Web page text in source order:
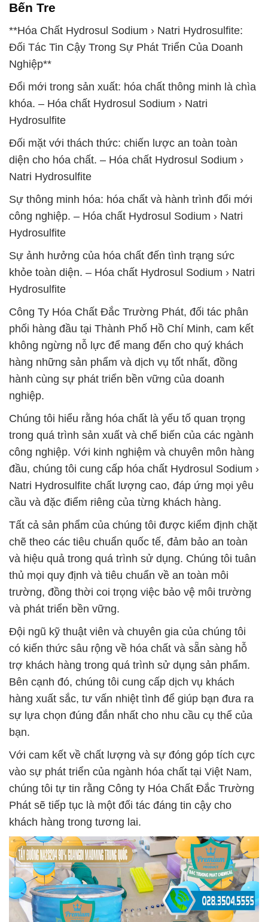
Bến Tre
**Hóa Chất Hydrosul Sodium › Natri Hydrosulfite:
Đối Tác Tin Cậy Trong Sự Phát Triển Của Doanh
Nghiệp**
Đổi mới trong sản xuất: hóa chất thông minh là chìa
khóa. – Hóa chất Hydrosul Sodium › Natri
Hydrosulfite
Đối mặt với thách thức: chiến lược an toàn toàn
diện cho hóa chất. – Hóa chất Hydrosul Sodium ›
Natri Hydrosulfite
Sự thông minh hóa: hóa chất và hành trình đổi mới
công nghiệp. – Hóa chất Hydrosul Sodium › Natri
Hydrosulfite
Sự ảnh hưởng của hóa chất đến tình trạng sức
khỏe toàn diện. – Hóa chất Hydrosul Sodium › Natri
Hydrosulfite
Công Ty Hóa Chất Đắc Trường Phát, đối tác phân
phối hàng đầu tại Thành Phố Hồ Chí Minh, cam kết
không ngừng nỗ lực để mang đến cho quý khách
hàng những sản phẩm và dịch vụ tốt nhất, đồng
hành cùng sự phát triển bền vững của doanh
nghiệp.
Chúng tôi hiểu rằng hóa chất là yếu tố quan trọng
trong quá trình sản xuất và chế biến của các ngành
công nghiệp. Với kinh nghiệm và chuyên môn hàng
đầu, chúng tôi cung cấp hóa chất Hydrosul Sodium ›
Natri Hydrosulfite chất lượng cao, đáp ứng mọi yêu
cầu và đặc điểm riêng của từng khách hàng.
Tất cả sản phẩm của chúng tôi được kiểm định chặt
chẽ theo các tiêu chuẩn quốc tế, đảm bảo an toàn
và hiệu quả trong quá trình sử dụng. Chúng tôi tuân
thủ mọi quy định và tiêu chuẩn về an toàn môi
trường, đồng thời coi trọng việc bảo vệ môi trường
và phát triển bền vững.
Đội ngũ kỹ thuật viên và chuyên gia của chúng tôi
có kiến thức sâu rộng về hóa chất và sẵn sàng hỗ
trợ khách hàng trong quá trình sử dụng sản phẩm.
Bên cạnh đó, chúng tôi cung cấp dịch vụ khách
hàng xuất sắc, tư vấn nhiệt tình để giúp bạn đưa ra
sự lựa chọn đúng đắn nhất cho nhu cầu cụ thể của
bạn.
Với cam kết về chất lượng và sự đóng góp tích cực
vào sự phát triển của ngành hóa chất tại Việt Nam,
chúng tôi tự tin rằng Công ty Hóa Chất Đắc Trường
Phát sẽ tiếp tục là một đối tác đáng tin cậy cho
khách hàng trong tương lai.